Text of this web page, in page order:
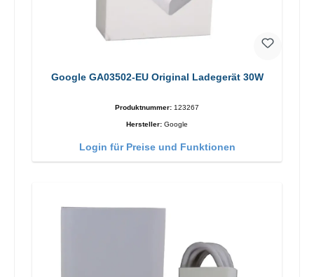
Google GA03502-EU Original Ladegerät 30W
Produktnummer: 123267
Hersteller: Google
Login für Preise und Funktionen